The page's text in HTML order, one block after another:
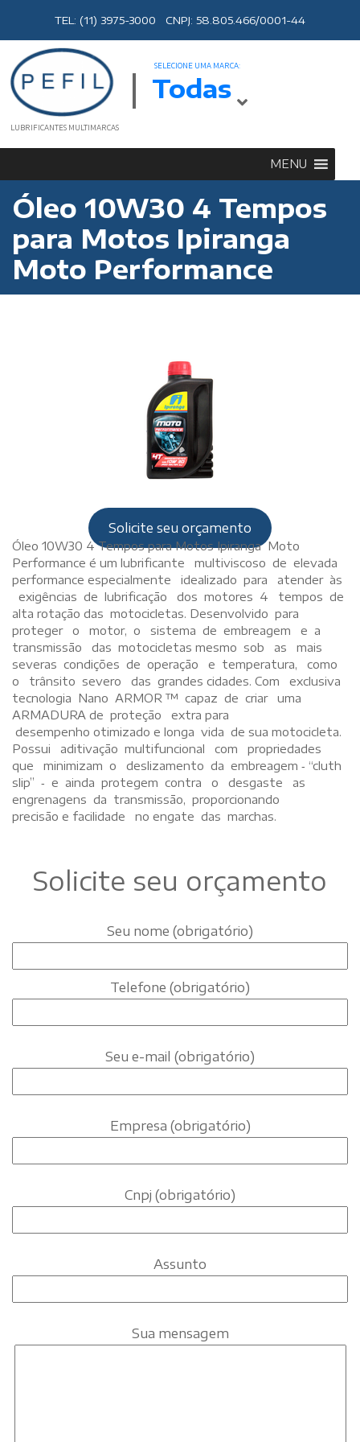
TEL: (11) 3975-3000 CNPJ: 58.805.466/0001-44
LUBRIFICANTES MULTIMARCAS
SELECIONE UMA MARCA:
Todas
MENU
Óleo 10W30 4 Tempos
para Motos Ipiranga
Moto Performance
Solicite seu orçamento
Óleo 10W30 4 Tempos para Motos Ipiranga Moto
Performance é um lubrificante multiviscoso de elevada
performance especialmente idealizado para atender às
exigências de lubrificação dos motores 4 tempos de
alta rotação das motocicletas. Desenvolvido para
proteger o motor, o sistema de embreagem e a
transmissão das motocicletas mesmo sob as mais
severas condições de operação e temperatura, como
o trânsito severo das grandes cidades. Com exclusiva
tecnologia Nano ARMOR ™ capaz de criar uma
ARMADURA de proteção extra para
desempenho otimizado e longa vida de sua motocicleta.
Possui aditivação multifuncional com propriedades
que minimizam o deslizamento da embreagem ‐ “cluth
slip” ‐ e ainda protegem contra o desgaste as
engrenagens da transmissão, proporcionando
precisão e facilidade no engate das marchas.
Solicite seu orçamento
Seu nome (obrigatório)
Telefone (obrigatório)
Seu e-mail (obrigatório)
Empresa (obrigatório)
Cnpj (obrigatório)
Assunto
Sua mensagem